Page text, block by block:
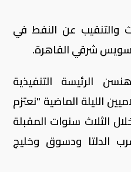
والتنقيب عن النفط في
الرئيسة التنفيذية
الليلة الماضية "نعتزم
خلال الثلاث سنوات المقبلة
الدلتا ودسوق وخليج